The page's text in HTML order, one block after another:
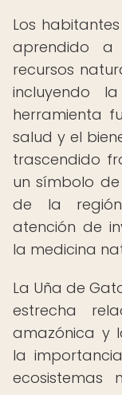
Los
aprendido
recursos
incluyendo
herramienta
salud y el
trascendido
un símbolo
de la
atención de
la medicina
La Uña de
estrecha
amazónica y
la
ecosistemas